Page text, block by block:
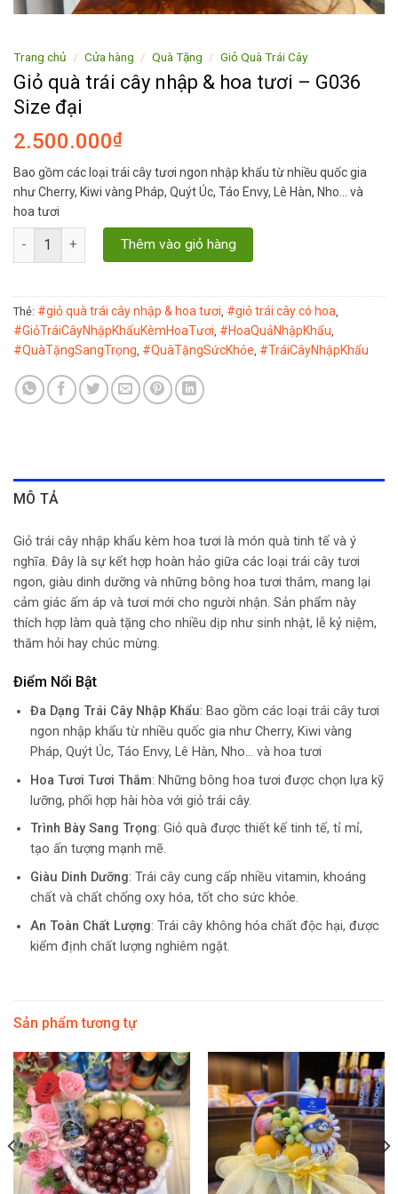
Trang chủ / Cửa hàng / Quà Tặng / Giỏ Quà Trái Cây
Giỏ quà trái cây nhập & hoa tươi – G036
Size đại
2.500.000₫
Bao gồm các loại trái cây tươi ngon nhập khẩu từ nhiều quốc gia
như Cherry, Kiwi vàng Pháp, Quýt Úc, Táo Envy, Lê Hàn, Nho… và
hoa tươi
Giỏ quà trái cây nhập & hoa tươi - G036 Size đại số lượng
Thêm vào giỏ hàng
Thẻ: #giỏ quà trái cây nhập & hoa tươi #giỏ trái cây có hoa
#GiỏTráiCâyNhậpKhẩuKèmHoaTươi #HoaQuảNhậpKhẩu
#QuàTặngSangTrọng #QuàTặngSứcKhỏe #TráiCâyNhậpKhẩu
MÔ TẢ
Giỏ trái cây nhập khẩu kèm hoa tươi là món quà tinh tế và ý
nghĩa. Đây là sự kết hợp hoàn hảo giữa các loại trái cây tươi
ngon, giàu dinh dưỡng và những bông hoa tươi thắm, mang lại
cảm giác ấm áp và tươi mới cho người nhận. Sản phẩm này
thích hợp làm quà tặng cho nhiều dịp như sinh nhật, lễ kỷ niệm,
thăm hỏi hay chúc mừng.
Điểm Nổi Bật
Đa Dạng Trái Cây Nhập Khẩu: Bao gồm các loại trái cây tươi
ngon nhập khẩu từ nhiều quốc gia như Cherry, Kiwi vàng
Pháp, Quýt Úc, Táo Envy, Lê Hàn, Nho… và hoa tươi
Hoa Tươi Tươi Thắm: Những bông hoa tươi được chọn lựa kỹ
lưỡng, phối hợp hài hòa với giỏ trái cây.
Trình Bày Sang Trọng: Giỏ quà được thiết kế tinh tế, tỉ mỉ,
tạo ấn tượng mạnh mẽ.
Giàu Dinh Dưỡng: Trái cây cung cấp nhiều vitamin, khoáng
chất và chất chống oxy hóa, tốt cho sức khỏe.
An Toàn Chất Lượng: Trái cây không hóa chất độc hại, được
kiểm định chất lượng nghiêm ngặt.
Sản phẩm tương tự